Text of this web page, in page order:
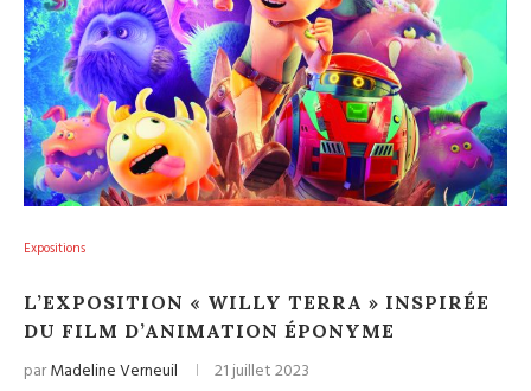
Expositions
L’EXPOSITION « WILLY TERRA » INSPIRÉE
DU FILM D’ANIMATION ÉPONYME
parMadeline Verneuil 21 juillet 2023